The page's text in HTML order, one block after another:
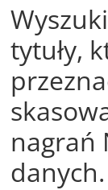
tytuły,
nagrań
danych.